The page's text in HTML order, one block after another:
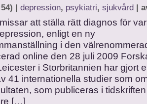
| depression, psykiatri, sjukvård |
att ställa rätt diagnos för
enligt en ny
i den
online den 28 juli 2009
i Storbritannien har gjort
41 internationella studier som
som publiceras i
[…]